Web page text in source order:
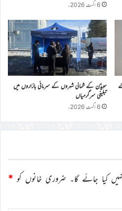
6 اگست 2026ء
سویڈن کے شمالی شہروں کے سرمائی بازاروں میں
تبلیغی سرگرمیاں
6 اگست 2026ء
کیا جائے گا۔ ضروری خانوں کو *